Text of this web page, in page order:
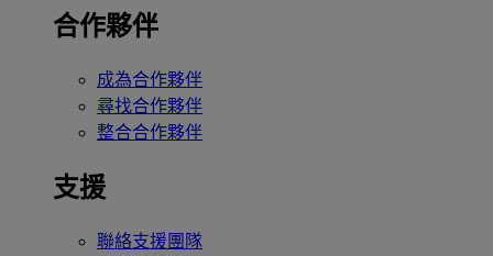
合作夥伴
成為合作夥伴
尋找合作夥伴
整合合作夥伴
支援
聯絡支援團隊